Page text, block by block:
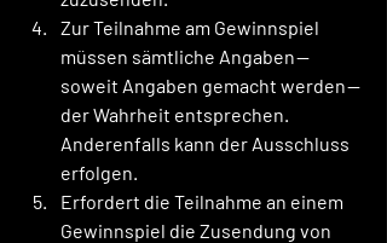
Zur Teilnahme am Gewinnspiel
müssen sämtliche Angaben —
soweit Angaben gemacht werden —
der Wahrheit entsprechen.
Anderenfalls kann der Ausschluss
erfolgen.
Erfordert die Teilnahme an einem
Gewinnspiel die Zusendung von